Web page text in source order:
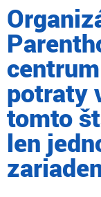
potraty
tomto
len